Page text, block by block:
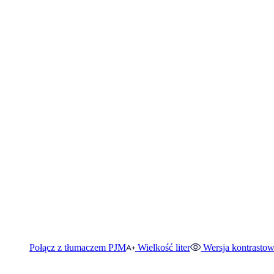
Połącz z tłumaczem PJM Wielkość liter Wersja